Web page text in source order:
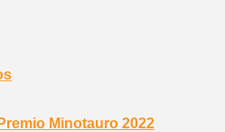
Minotauro 2022